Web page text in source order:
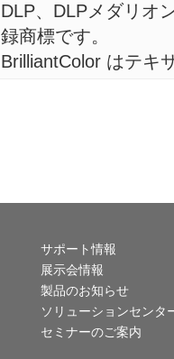
DLP、DLPメダリオ
録商標です。
BrilliantColor はテキ
サポート情報
展示会情報
製品のお知らせ
ソリューションセンタ
セミナーのご案内